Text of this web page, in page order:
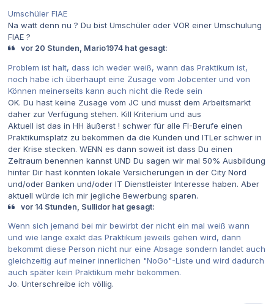
Umschüler FIAE
Na watt denn nu ? Du bist Umschüler oder VOR einer Umschulung
FIAE ?
vor 20 Stunden, Mario1974 hat gesagt:
Problem ist halt, dass ich weder weiß, wann das Praktikum ist,
noch habe ich überhaupt eine Zusage vom Jobcenter und von
Können meinerseits kann auch nicht die Rede sein
OK. Du hast keine Zusage vom JC und musst dem Arbeitsmarkt
daher zur Verfügung stehen. Kill Kriterium und aus
Aktuell ist das in HH äußerst ! schwer für alle FI-Berufe einen
Praktikumsplatz zu bekommen da die Kunden und ITLer schwer in
der Krise stecken. WENN es dann soweit ist dass Du einen
Zeitraum benennen kannst UND Du sagen wir mal 50% Ausbildung
hinter Dir hast könnten lokale Versicherungen in der City Nord
und/oder Banken und/oder IT Dienstleister Interesse haben. Aber
aktuell würde ich mir jegliche Bewerbung sparen.
vor 14 Stunden, Sullidor hat gesagt:
Wenn sich jemand bei mir bewirbt der nicht ein mal weiß wann
und wie lange exakt das Praktikum jeweils gehen wird, dann
bekommt diese Person nicht nur eine Absage sondern landet auch
gleichzeitig auf meiner innerlichen "NoGo"-Liste und wird dadurch
auch später kein Praktikum mehr bekommen.
Jo. Unterschreibe ich völlig.